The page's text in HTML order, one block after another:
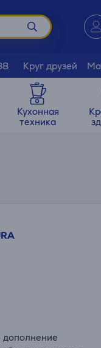
Круг друзей
Кухонная
техника
дополнение